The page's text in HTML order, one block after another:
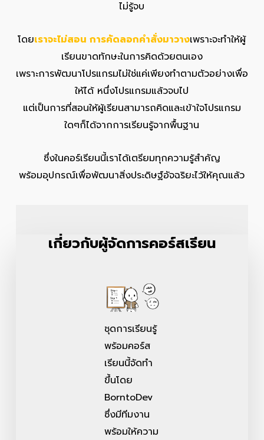
ไม่รู้จบ
โดยเราจะไม่สอน การคัดลอกคำสั่งมาวางเพราะจะทำให้ผู้
เรียนขาดทักษะในการคิดด้วยตนเอง
เพราะการพัฒนาโปรแกรมไม่ใช่แค่เพียงทำตามตัวอย่างเพื่อ
ให้ได้ หนึ่งโปรแกรมแล้วจบไป
แต่เป็นการที่สอนให้ผู้เรียนสามารถคิดและเข้าใจโปรแกรม
ใดๆก็ได้จากการเรียนรู้จากพื้นฐาน
ซึ่งในคอร์เรียนนี้เราได้เตรียมทุกความรู้สำคัญ
พร้อมอุปกรณ์เพื่อพัฒนาสิ่งประดิษฐ์อัจฉริยะไว้ให้คุณแล้ว
เกี่ยวกับผู้จัดการคอร์สเรียน
ชุดการเรียนรู้
พร้อมคอร์ส
เรียนนี้จัดทำ
ขึ้นโดย
BorntoDev
ซึ่งมีทีมงาน
พร้อมให้ความ